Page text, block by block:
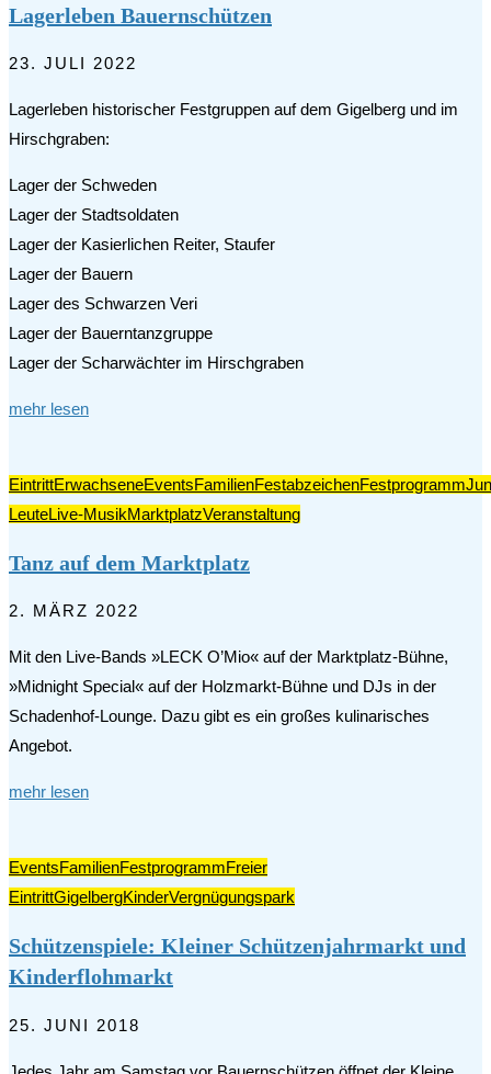
Lagerleben Bauernschützen
23. JULI 2022
Lagerleben historischer Festgruppen auf dem Gigelberg und im
Hirschgraben:
Lager der Schweden
Lager der Stadtsoldaten
Lager der Kasierlichen Reiter, Staufer
Lager der Bauern
Lager des Schwarzen Veri
Lager der Bauerntanzgruppe
Lager der Scharwächter im Hirschgraben
mehr lesen
EintrittErwachseneEventsFamilienFestabzeichenFestprogramm
LeuteLive-MusikMarktplatzVeranstaltung
Tanz auf dem Marktplatz
2. MÄRZ 2022
Mit den Live-Bands »LECK O’Mio« auf der Marktplatz-Bühne,
»Midnight Special« auf der Holzmarkt-Bühne und DJs in der
Schadenhof-Lounge. Dazu gibt es ein großes kulinarisches
Angebot.
mehr lesen
EventsFamilienFestprogrammFreier
EintrittGigelbergKinderVergnügungspark
Schützenspiele: Kleiner Schützenjahrmarkt und
Kinderflohmarkt
25. JUNI 2018